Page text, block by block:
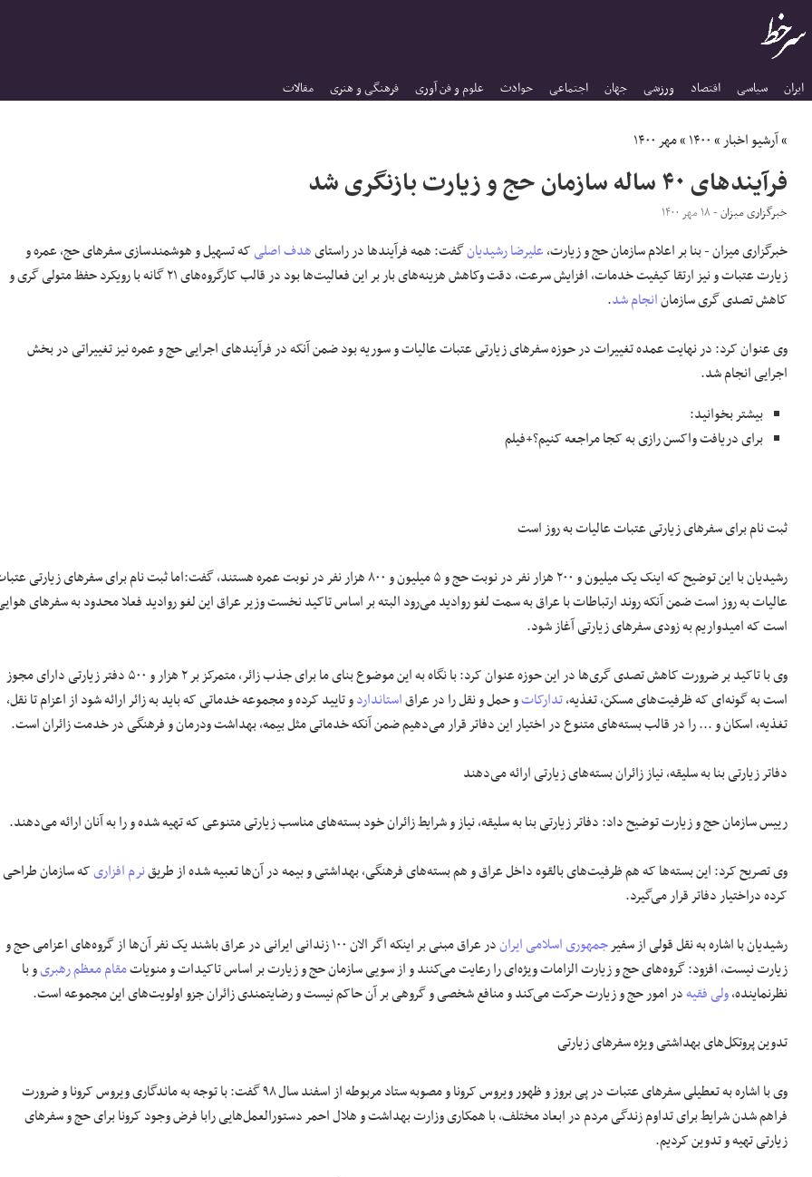
ایران سیاسی اقتصاد ورزشی جهان اجتماعی حوادث علوم و فن آوری فرهنگی و هنری مقالات
»آرشیو اخبار»۱۴۰۰»مهر ۱۴۰۰
فرآیند‌های ۴۰ ساله سازمان حج و زیارت بازنگری شد
خبرگزاری میزان- ۱۸ مهر ۱۴۰۰
خبرگزاری میزان - بنا بر اعلام سازمان حج و زیارت،علیرضا رشیدیانگفت: همه فرآیند‌ها در راستایهدف اصلیکه تسهیل و هوشمندسازی سفر‌های حج، عمره و
زیارت عتبات و نیز ارتقا کیفیت خدمات، افزایش سرعت، دقت وکاهش هزینه‌های بار بر این فعالیت‌ها بود در قالب کارگروه‌های ۲۱ گانه با رویکرد حفظ متولی گری و
کاهش تصدی گری سازمانانجام شد.
وی عنوان کرد: در نهایت عمده تغییرات در حوزه سفر‌های زیارتی عتبات عالیات و سوریه بود ضمن آنکه در فرآیند‌های اجرایی حج و عمره نیز تغییراتی در بخش
اجرایی انجام شد.
بیشتر بخوانید:
برای دریافت واکسن رازی به کجا مراجعه کنیم؟+فیلم
ثبت نام برای سفر‌های زیارتی عتبات عالیات به روز است
رشیدیان با این توضیح که اینک یک میلیون و ۲۰۰ هزار نفر در نوبت حج و ۵ میلیون و ۸۰۰ هزار نفر در نوبت عمره هستند، گفت:اما ثبت نام برای سفر‌های زیارتی
عالیات به روز است ضمن آنکه روند ارتباطات با عراق به سمت لغو روادید می‌رود البته بر اساس تاکید نخست وزیر عراق این لغو روادید فعلا محدود به سفر‌های
است که امیدواریم به زودی سفر‌های زیارتی آغاز شود.
وی با تاکید بر ضرورت کاهش تصدی گری‌ها در این حوزه عنوان کرد: با نگاه به این موضوع بنای ما برای جذب زائر، متمرکز بر ۲ هزار و ۵۰۰ دفتر زیارتی دارای مجوز
است به گونه‌ای که ظرفیت‌های مسکن، تغذیه،تدارکاتو حمل و نقل را در عراقاستانداردو تایید کرده و مجموعه خدماتی که باید به زائر ارائه شود از اعزام تا نقل،
تغذیه، اسکان و ... را در قالب بسته‌های متنوع در اختیار این دفاتر قرار می‌دهیم ضمن آنکه خدماتی مثل بیمه، بهداشت ودرمان و فرهنگی در خدمت زائران است.
دفاتر زیارتی بنا به سلیقه، نیاز زائران بسته‌های زیارتی ارائه می‌دهند
رییس سازمان حج و زیارت توضیح داد: دفاتر زیارتی بنا به سلیقه، نیاز و شرایط زائران خود بسته‌های مناسب زیارتی متنوعی که تهیه شده و را به آنان ارائه می‌دهند.
وی تصریح کرد: این بسته‌ها که هم ظرفیت‌های بالقوه داخل عراق و هم بسته‌های فرهنگی، بهداشتی و بیمه در آن‌ها تعبیه شده از طریقنرم افزاریکه سازمان طراحی
کرده دراختیار دفاتر قرار می‌گیرد.
رشیدیان با اشاره به نقل قولی از سفیرجمهوری اسلامی ایران
در عراق مبنی بر اینکه اگر الان ۱۰۰ زندانی ایرانی در عراق باشند یک نفر آن‌ها از گروه‌های اعزامی حج و
زیارت نیست، افزود: گروه‌های حج و زیارت الزامات ویژه‌ای را رعایت می‌کنند و از سویی سازمان حج و زیارت بر اساس تاکیدات و منویاتمقام معظم رهبریو با
نظرنماینده،ولی فقیهدر امور حج و زیارت حرکت می‌کند و منافع شخصی و گروهی بر آن حاکم نیست و رضایتمندی زائران جزو اولویت‌های این مجموعه است.
تدوین پروتکل‌های بهداشتی ویژه سفر‌های زیارتی
وی با اشاره به تعطیلی سفر‌های عتبات در پی بروز و ظهور ویروس کرونا و مصوبه ستاد مربوطه از اسفند سال ۹۸ گفت: با توجه به ماندگاری ویروس کرونا و ضرورت
فراهم شدن شرایط برای تداوم زندگی مردم در ابعاد مختلف، با همکاری وزارت بهداشت و هلال احمر دستورالعمل‌هایی رابا فرض وجود کرونا برای حج و سفر‌های
زیارتی تهیه و تدوین کردیم.